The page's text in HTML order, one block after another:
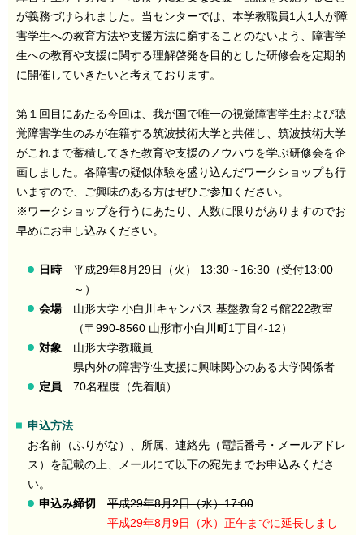
が義務づけられました。当センターでは、本学教職員1人1人が障
害学生への教育方法や支援方法に窮することのないよう、障害学
生への教育や支援に関する理解啓発を目的とした研修会を定期的
に開催していきたいと考えております。
第１回目にあたる今回は、我が国で唯一の視覚障害学生および聴
覚障害学生のみが在籍する筑波技術大学と共催し、筑波技術大学
がこれまで蓄積してきた教育や支援のノウハウを学ぶ研修会を企
画しました。各障害の疑似体験を盛り込んだワークショップも行
いますので、ご興味のある方はぜひご参加ください。
※ワークショップを行うにあたり、人数に限りがありますのでお
早めにお申し込みください。
日時
平成29年8月29日（火） 13:30～16:30（受付13:00
～）
会場
山形大学 小白川キャンパス 基盤教育2号館222教室
（〒990-8560 山形市小白川町1丁目4-12）
対象
山形大学教職員
県内外の障害学生支援に興味関心のある大学関係者
定員
70名程度（先着順）
申込方法
お名前（ふりがな）、所属、連絡先（電話番号・メールアドレ
ス）を記載の上、メールにて以下の宛先までお申込みくださ
い。
申込み締切
平成29年8月2日（水）17:00
平成29年8月9日（水）正午までに延長しまし